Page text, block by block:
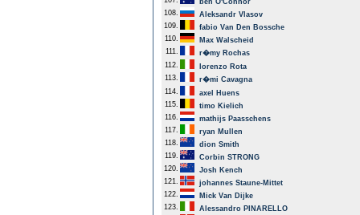
ben O'Connor
108.
Aleksandr Vlasov
109.
fabio Van Den Bossche
110.
Max Walscheid
111.
r�my Rochas
112.
lorenzo Rota
113.
r�mi Cavagna
114.
axel Huens
115.
timo Kielich
116.
mathijs Paasschens
117.
ryan Mullen
118.
dion Smith
119.
Corbin STRONG
120.
Josh Kench
121.
johannes Staune-Mittet
122.
Mick Van Dijke
123.
Alessandro PINARELLO